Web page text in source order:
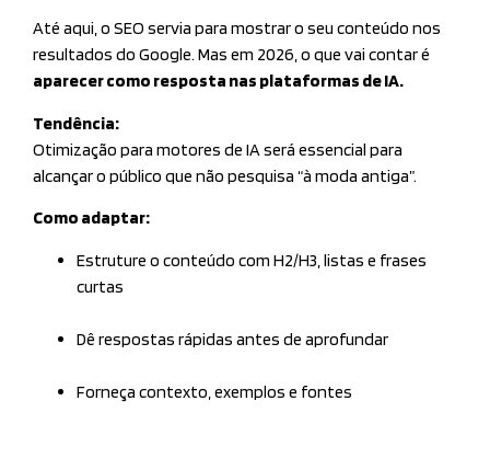
Até aqui, o SEO servia para mostrar o seu conteúdo nos
resultados do Google. Mas em 2026, o que vai contar é
aparecer como resposta nas plataformas de IA.
Tendência:
Otimização para motores de IA será essencial para
alcançar o público que não pesquisa “à moda antiga”.
Como adaptar:
Estruture o conteúdo com H2/H3, listas e frases
curtas
Dê respostas rápidas antes de aprofundar
Forneça contexto, exemplos e fontes